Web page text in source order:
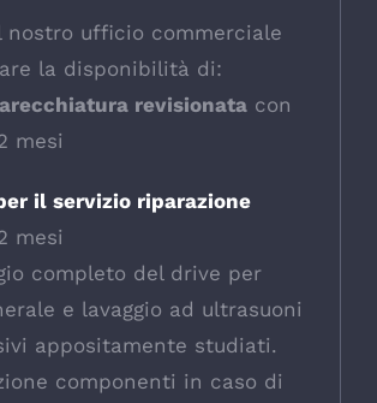
nostro ufficio commerciale
la disponibilità di:
revisionatacon
mesi
il servizio riparazione
mesi
completo del drive per
e lavaggio ad ultrasuoni
appositamente studiati.
componenti in caso di